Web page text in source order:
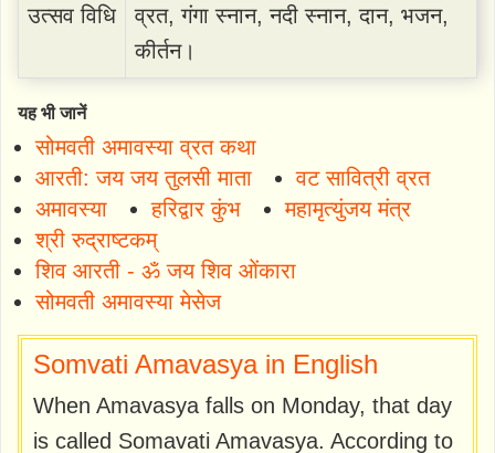
उत्सव विधि
व्रत, गंगा स्नान, नदी स्नान, दान, भजन,
कीर्तन।
यह भी जानें
सोमवती अमावस्या व्रत कथा
आरती: जय जय तुलसी माता
वट सावित्री व्रत
अमावस्या
हरिद्वार कुंभ
महामृत्युंजय मंत्र
श्री रुद्राष्टकम्
शिव आरती - ॐ जय शिव ओंकारा
सोमवती अमावस्या मेसेज
Somvati Amavasya in English
When Amavasya falls on Monday, that day
is called Somavati Amavasya. According to